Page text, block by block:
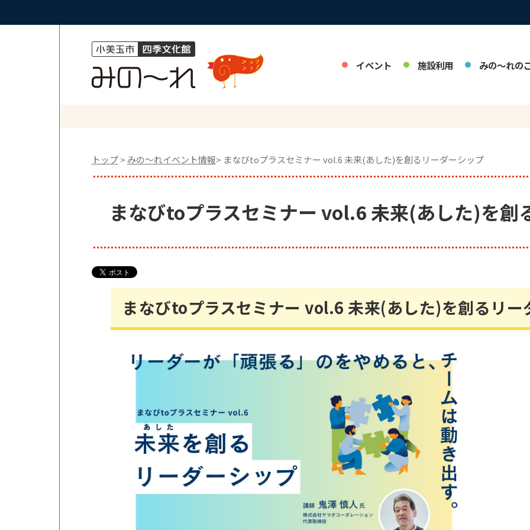
イベント 施設利用 みの～れの
トップ> みの〜れイベント情報> まなびtoプラスセミナー vol.6 未来(あした)を創るリーダーシップ
まなびtoプラスセミナー vol.6 未来(あした)を創
まなびtoプラスセミナー vol.6 未来(あした)を創るリー